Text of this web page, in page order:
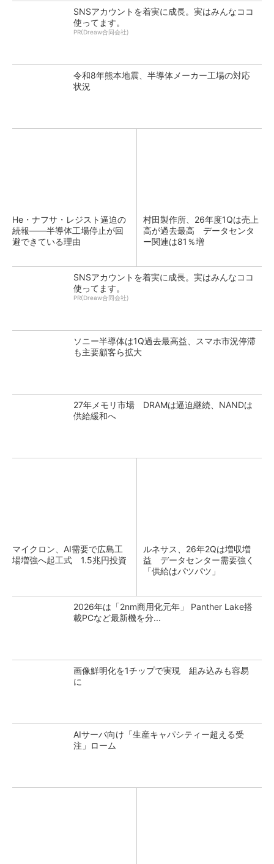
SNSアカウントを着実に成長。実はみんなココ
使ってます。
PR(Dreaw合同会社)
令和8年熊本地震、半導体メーカー工場の対応
状況
He・ナフサ・レジスト逼迫の
続報――半導体工場停止が回
避できている理由
村田製作所、26年度1Qは売上
高が過去最高 データセンタ
ー関連は81％増
SNSアカウントを着実に成長。実はみんなココ
使ってます。
PR(Dreaw合同会社)
ソニー半導体は1Q過去最高益、スマホ市況停滞
も主要顧客ら拡大
27年メモリ市場 DRAMは逼迫継続、NANDは
供給緩和へ
マイクロン、AI需要で広島工
場増強へ起工式 1.5兆円投資
ルネサス、26年2Qは増収増
益 データセンター需要強く
「供給はパツパツ」
2026年は「2nm商用化元年」 Panther Lake搭
載PCなど最新機を分...
画像鮮明化を1チップで実現 組み込みも容易
に
AIサーバ向け「生産キャパシティー超える受
注」ローム